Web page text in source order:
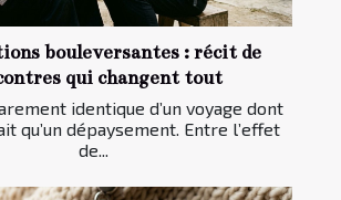
bouleversantes : récit de
qui changent tout
identique d’un voyage dont
qu’un dépaysement. Entre l’effet
de...